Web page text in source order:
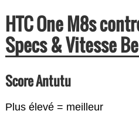
HTC One M8s
Specs & Vitesse
Score Antutu
Plus élevé = meilleur